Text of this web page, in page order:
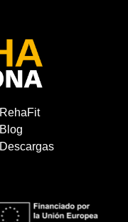
RehaFit
Blog
Descargas